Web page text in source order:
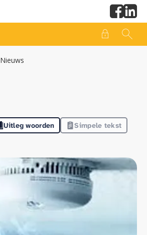
Nieuws
Uitleg woorden Simpele tekst